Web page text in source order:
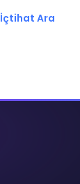
İçtihat Ara